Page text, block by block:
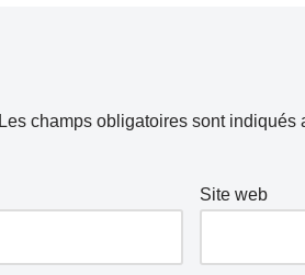
Les champs obligatoires sont indiqués
Site web